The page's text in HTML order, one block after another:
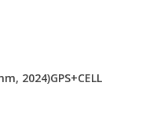
2024)GPS+CELL